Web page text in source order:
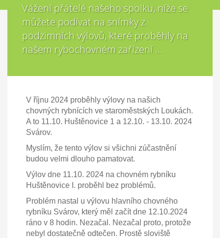
Vážení přátelé našeho spolku, níže se
můžete podívat na snímky z
podzimních výlovů, které proběhly na
našem rybochovném zařízení ...
V říjnu 2024 proběhly výlovy na našich
chovných rybnících ve staroměstských Loukách.
A to 11.10. Huštěnovice 1 a 12.10. - 13.10. 2024
Svárov.
Myslím, že tento výlov si všichni zúčastnění
budou velmi dlouho pamatovat.
Výlov dne 11.10. 2024 na chovném rybníku
Huštěnovice I. proběhl bez problémů.
Problém nastal u výlovu hlavního chovného
rybníku Svárov, který měl začít dne 12.10.2024
ráno v 8 hodin. Nezačal. Nezačal proto, protože
nebyl dostatečně odtečen. Prostě sloviště